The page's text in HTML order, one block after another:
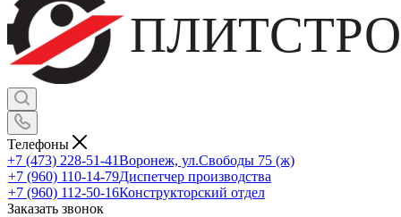
Телефоны
+7 (473) 228-51-41Воронеж, ул.Свободы 75 (ж)
+7 (960) 110-14-79Диспетчер производства
+7 (960) 112-50-16Конструкторский отдел
Заказать звонок